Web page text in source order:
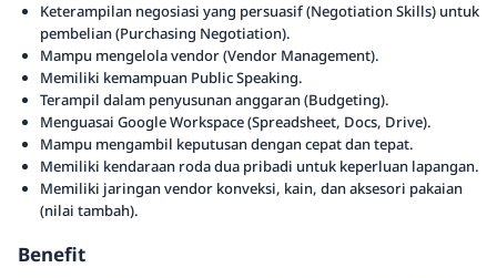
Keterampilan negosiasi yang persuasif (Negotiation Skills) untuk
pembelian (Purchasing Negotiation).
Mampu mengelola vendor (Vendor Management).
Memiliki kemampuan Public Speaking.
Terampil dalam penyusunan anggaran (Budgeting).
Menguasai Google Workspace (Spreadsheet, Docs, Drive).
Mampu mengambil keputusan dengan cepat dan tepat.
Memiliki kendaraan roda dua pribadi untuk keperluan lapangan.
Memiliki jaringan vendor konveksi, kain, dan aksesori pakaian
(nilai tambah).
Benefit